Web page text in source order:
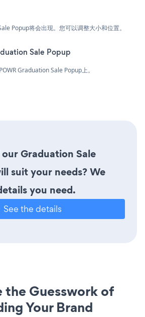
Popup将会出现。您可以调整大小和位置。
Sale Popup
Graduation Sale Popup上。
Graduation Sale
suit your needs? We
you need.
See the details
the Guesswork of
Your Brand